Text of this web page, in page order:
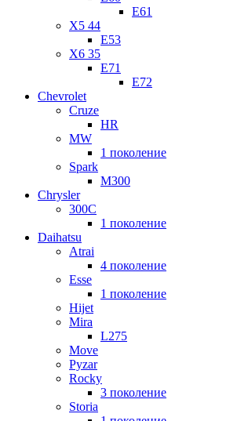
E61
X5 44
E53
X6 35
E71
E72
Chevrolet
Cruze
HR
MW
1 поколение
Spark
M300
Chrysler
300C
1 поколение
Daihatsu
Atrai
4 поколение
Esse
1 поколение
Hijet
Mira
L275
Move
Pyzar
Rocky
3 поколение
Storia